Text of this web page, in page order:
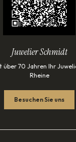
Juwelier Schmidt
über 70 Jahren Ihr
Rheine
Besuchen Sie uns